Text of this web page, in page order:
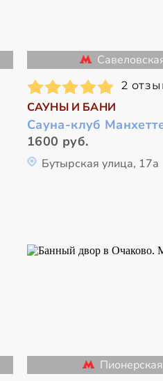
2
САУНЫ И БАНИ
Сауна-клуб
1600 руб.
Бутырская улица, 17а
Пионерская